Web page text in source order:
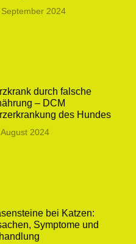
2024
durch falsche
– DCM
des Hundes
2024
bei Katzen:
Symptome und